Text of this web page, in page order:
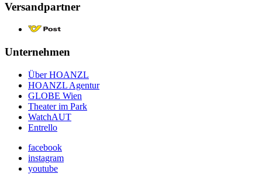
Versandpartner
Unternehmen
Über HOANZL
HOANZL Agentur
GLOBE Wien
Theater im Park
WatchAUT
Entrello
facebook
instagram
youtube